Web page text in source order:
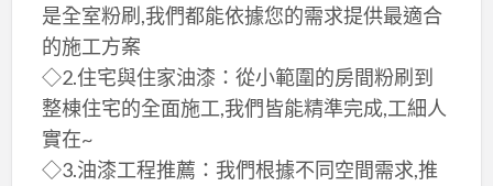
是全室粉刷,我們都能依據您的需求提供最適合
的施工方案
◇2.住宅與住家油漆：從小範圍的房間粉刷到
整棟住宅的全面施工,我們皆能精準完成,工細人
實在~
◇3.油漆工程推薦：我們根據不同空間需求,推